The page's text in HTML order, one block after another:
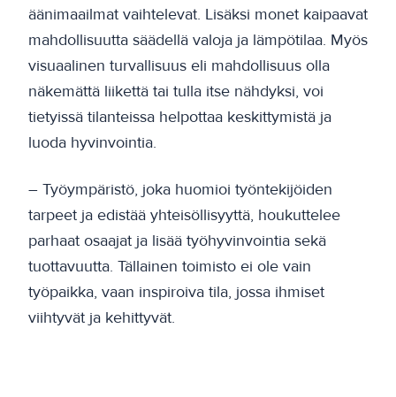
äänimaailmat vaihtelevat. Lisäksi monet kaipaavat
mahdollisuutta säädellä valoja ja lämpötilaa. Myös
visuaalinen turvallisuus eli mahdollisuus olla
näkemättä liikettä tai tulla itse nähdyksi, voi
tietyissä tilanteissa helpottaa keskittymistä ja
luoda hyvinvointia.
– Työympäristö, joka huomioi työntekijöiden
tarpeet ja edistää yhteisöllisyyttä, houkuttelee
parhaat osaajat ja lisää työhyvinvointia sekä
tuottavuutta. Tällainen toimisto ei ole vain
työpaikka, vaan inspiroiva tila, jossa ihmiset
viihtyvät ja kehittyvät.